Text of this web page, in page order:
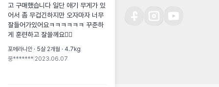
고 구매했습니다 일단 애기 무게가 있
어서 좀 무겁긴하지만 오자마자 너무
잘들어가있어요ㅋㅋㅋㅋㅋㅋ 꾸준하
게 훈련하고 잘쓸께요👍🏻
포메라니안 · 5살 2개월 · 4.7kg
뭉******* 2023.06.07